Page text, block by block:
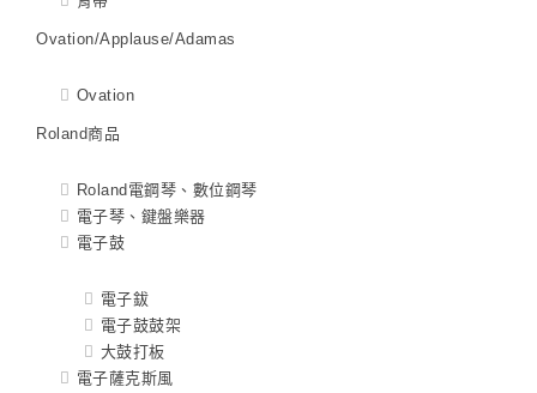
Ovation/Applause/Adamas
Ovation
Roland商品
Roland電鋼琴、數位鋼琴
電子琴、鍵盤樂器
電子鼓
電子鈸
電子鼓鼓架
大鼓打板
電子薩克斯風